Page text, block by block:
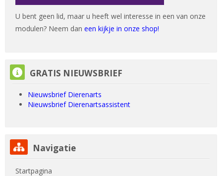
U bent geen lid, maar u heeft wel interesse in een van onze
modulen? Neem dan een kijkje in onze shop!
GRATIS NIEUWSBRIEF overslaan
GRATIS NIEUWSBRIEF
Nieuwsbrief Dierenarts
Nieuwsbrief Dierenartsassistent
Navigatie overslaan
Navigatie
Startpagina